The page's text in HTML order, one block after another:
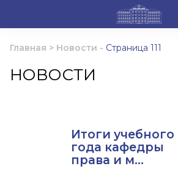
Главная > Новости - Страница 111
НОВОСТИ
Итоги учебного
года кафедры
права и м...